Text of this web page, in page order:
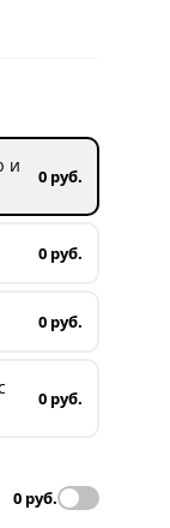
и
0 руб.
0 руб.
0 руб.
0 руб.
0 руб.